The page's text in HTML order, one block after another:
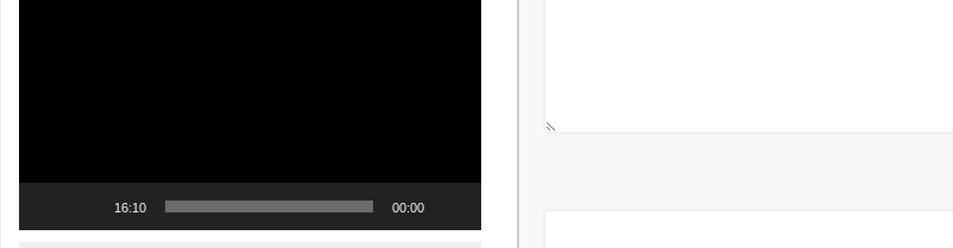
00:00
16:10